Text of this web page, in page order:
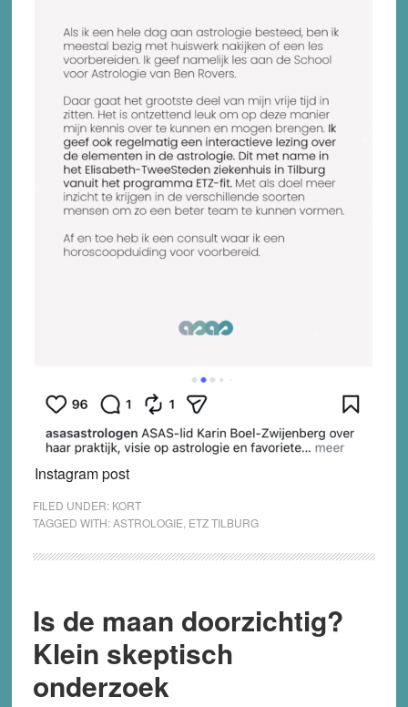
Instagram post
FILED UNDER: KORT
TAGGED WITH:ASTROLOGIE ETZ TILBURG
Is de maan doorzichtig?
Klein skeptisch
onderzoek